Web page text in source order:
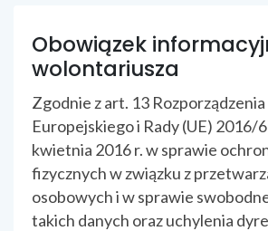
Obowiązek
wolontariusza
Zgodnie z art. 13
Europejskiego i Rady (UE) 2016/
kwietnia 2016 r. w sprawie
fizycznych w związku z
osobowych i w sprawie
takich danych oraz uchylenia